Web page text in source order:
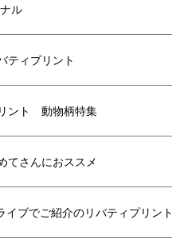
ル
ティプリント
ント 動物柄特集
てさんにおススメ
イブでご紹介のリバティプリント